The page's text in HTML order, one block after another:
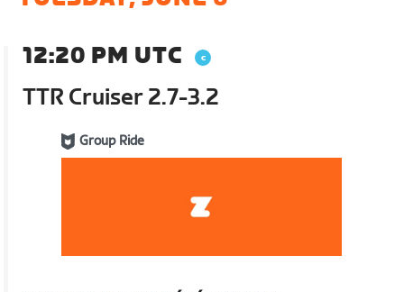
12:20 PM UTC
TTR Cruiser 2.7-3.2
Group Ride